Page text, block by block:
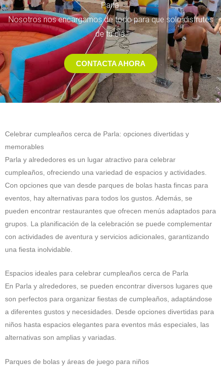
Parla.
Nosotros nos encargamos de todo para que solo disfrutes
de tu día.
CONTACTA AHORA
Celebrar cumpleaños cerca de Parla: opciones divertidas y
memorables
Parla y alrededores es un lugar atractivo para celebrar
cumpleaños, ofreciendo una variedad de espacios y actividades.
Con opciones que van desde parques de bolas hasta fincas para
eventos, hay alternativas para todos los gustos. Además, se
pueden encontrar restaurantes que ofrecen menús adaptados para
grupos. La planificación de la celebración se puede complementar
con actividades de aventura y servicios adicionales, garantizando
una fiesta inolvidable.
Espacios ideales para celebrar cumpleaños cerca de Parla
En Parla y alrededores, se pueden encontrar diversos lugares que
son perfectos para organizar fiestas de cumpleaños, adaptándose
a diferentes gustos y necesidades. Desde opciones divertidas para
niños hasta espacios elegantes para eventos más especiales, las
alternativas son amplias y variadas.
Parques de bolas y áreas de juego para niños